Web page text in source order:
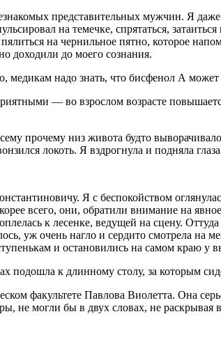
представительных мужчин. Я
на темечке, спрятаться,
на чернильное пятно, которое
доходили до моего сознания.
медикам надо знать, что бисфенол А
— во взрослом возрасте
прочему низ живота будто
локоть. Я вздрогнула и подняла
Я с беспокойством
всего, они, обратили внимание на
к лесенке, ведущей на сцену.
уж очень нагло и сердито смотрела на
и остановились на самом краю у
к длинному столу, за которым
факультете Павлова Виолетта. Она
не могли бы в двух словах, не раскрывая